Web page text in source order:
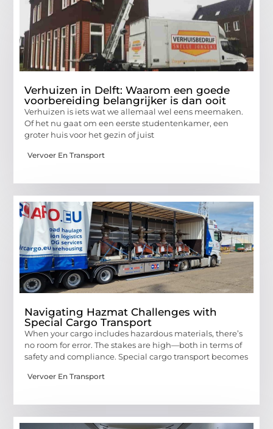
Verhuizen in Delft: Waarom een goede
voorbereiding belangrijker is dan ooit
Verhuizen is iets wat we allemaal wel eens meemaken.
Of het nu gaat om een eerste studentenkamer, een
groter huis voor het gezin of juist
Vervoer En Transport
Navigating Hazmat Challenges with
Special Cargo Transport
When your cargo includes hazardous materials, there’s
no room for error. The stakes are high—both in terms of
safety and compliance. Special cargo transport becomes
Vervoer En Transport